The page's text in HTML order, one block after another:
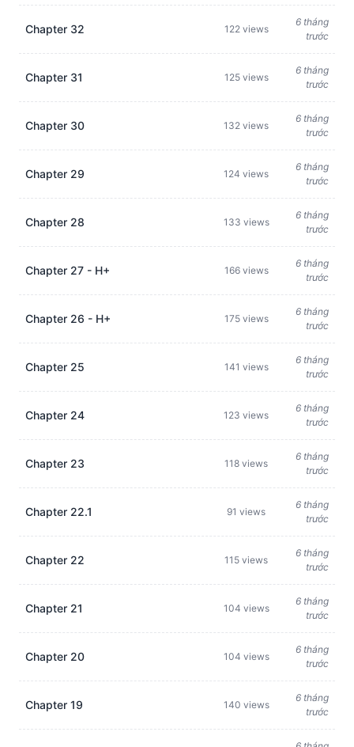
Chapter 32 122 views
6 tháng
trước
Chapter 31 125 views
6 tháng
trước
Chapter 30 132 views
6 tháng
trước
Chapter 29 124 views
6 tháng
trước
Chapter 28 133 views
6 tháng
trước
Chapter 27 - H+ 166 views
6 tháng
trước
Chapter 26 - H+ 175 views
6 tháng
trước
Chapter 25 141 views
6 tháng
trước
Chapter 24 123 views
6 tháng
trước
Chapter 23 118 views
6 tháng
trước
Chapter 22.1 91 views
6 tháng
trước
Chapter 22 115 views
6 tháng
trước
Chapter 21 104 views
6 tháng
trước
Chapter 20 104 views
6 tháng
trước
Chapter 19 140 views
6 tháng
trước